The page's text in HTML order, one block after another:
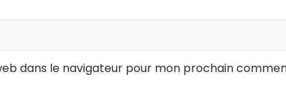
dans le navigateur pour mon prochain